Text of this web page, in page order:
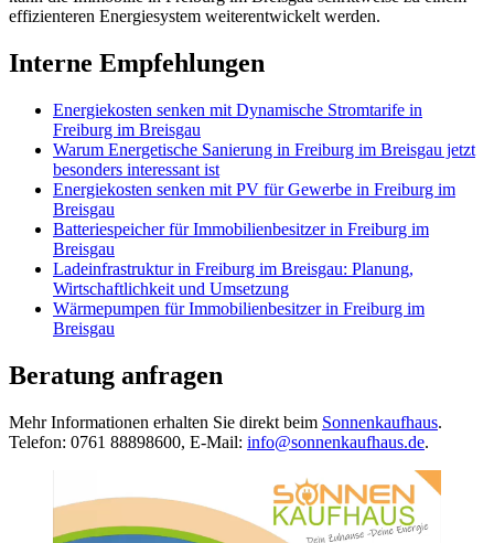
effizienteren Energiesystem weiterentwickelt werden.
Interne Empfehlungen
Energiekosten senken mit Dynamische Stromtarife in
Freiburg im Breisgau
Warum Energetische Sanierung in Freiburg im Breisgau jetzt
besonders interessant ist
Energiekosten senken mit PV für Gewerbe in Freiburg im
Breisgau
Batteriespeicher für Immobilienbesitzer in Freiburg im
Breisgau
Ladeinfrastruktur in Freiburg im Breisgau: Planung,
Wirtschaftlichkeit und Umsetzung
Wärmepumpen für Immobilienbesitzer in Freiburg im
Breisgau
Beratung anfragen
Mehr Informationen erhalten Sie direkt beim Sonnenkaufhaus.
Telefon: 0761 88898600, E-Mail: info@sonnenkaufhaus.de.